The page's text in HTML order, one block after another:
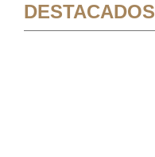
DESTACADOS